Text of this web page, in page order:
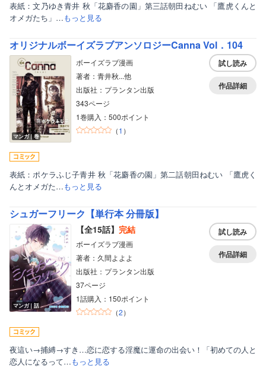
表紙：文乃ゆき青井 秋「花麝香の園」第三話朝田ねむい 「鷹虎くんと
オメガたち」…もっと見る
オリジナルボーイズラブアンソロジーCanna Vol．104
マンガ｜巻
ボーイズラブ漫画
著者：青井秋...他
出版社：プランタン出版
343ページ
1巻購入：500ポイント
（1 ）
試し読み
作品詳細
表紙：ポケラふじ子青井 秋「花麝香の園」第二話朝田ねむい 「鷹虎く
んとオメガた…もっと見る
シュガーフリーク【単行本 分冊版】
マンガ｜話
【全15話】 完結
ボーイズラブ漫画
著者：久間よよよ
出版社：プランタン出版
37ページ
1話購入：150ポイント
（2）
試し読み
作品詳細
夜這い→捕縛→すき…恋に恋する淫魔に運命の出会い！「初めての人と
恋人になるって…もっと見る